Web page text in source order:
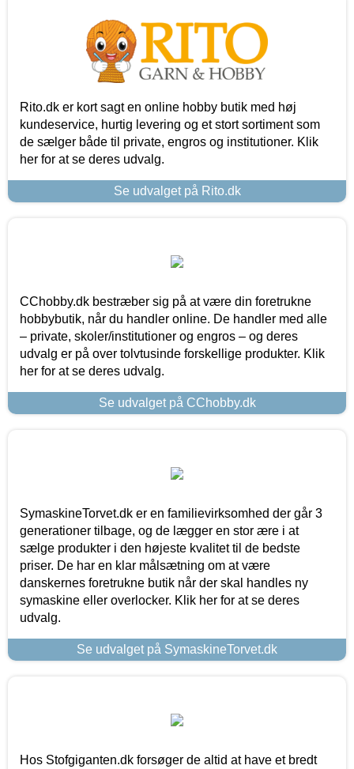
Rito.dk er kort sagt en online hobby butik med høj
kundeservice, hurtig levering og et stort sortiment som
de sælger både til private, engros og institutioner. Klik
her for at se deres udvalg.
Se udvalget på Rito.dk
CChobby.dk bestræber sig på at være din foretrukne
hobbybutik, når du handler online. De handler med alle
– private, skoler/institutioner og engros – og deres
udvalg er på over tolvtusinde forskellige produkter. Klik
her for at se deres udvalg.
Se udvalget på CChobby.dk
SymaskineTorvet.dk er en familievirksomhed der går 3
generationer tilbage, og de lægger en stor ære i at
sælge produkter i den højeste kvalitet til de bedste
priser. De har en klar målsætning om at være
danskernes foretrukne butik når der skal handles ny
symaskine eller overlocker. Klik her for at se deres
udvalg.
Se udvalget på SymaskineTorvet.dk
Hos Stofgiganten.dk forsøger de altid at have et bredt